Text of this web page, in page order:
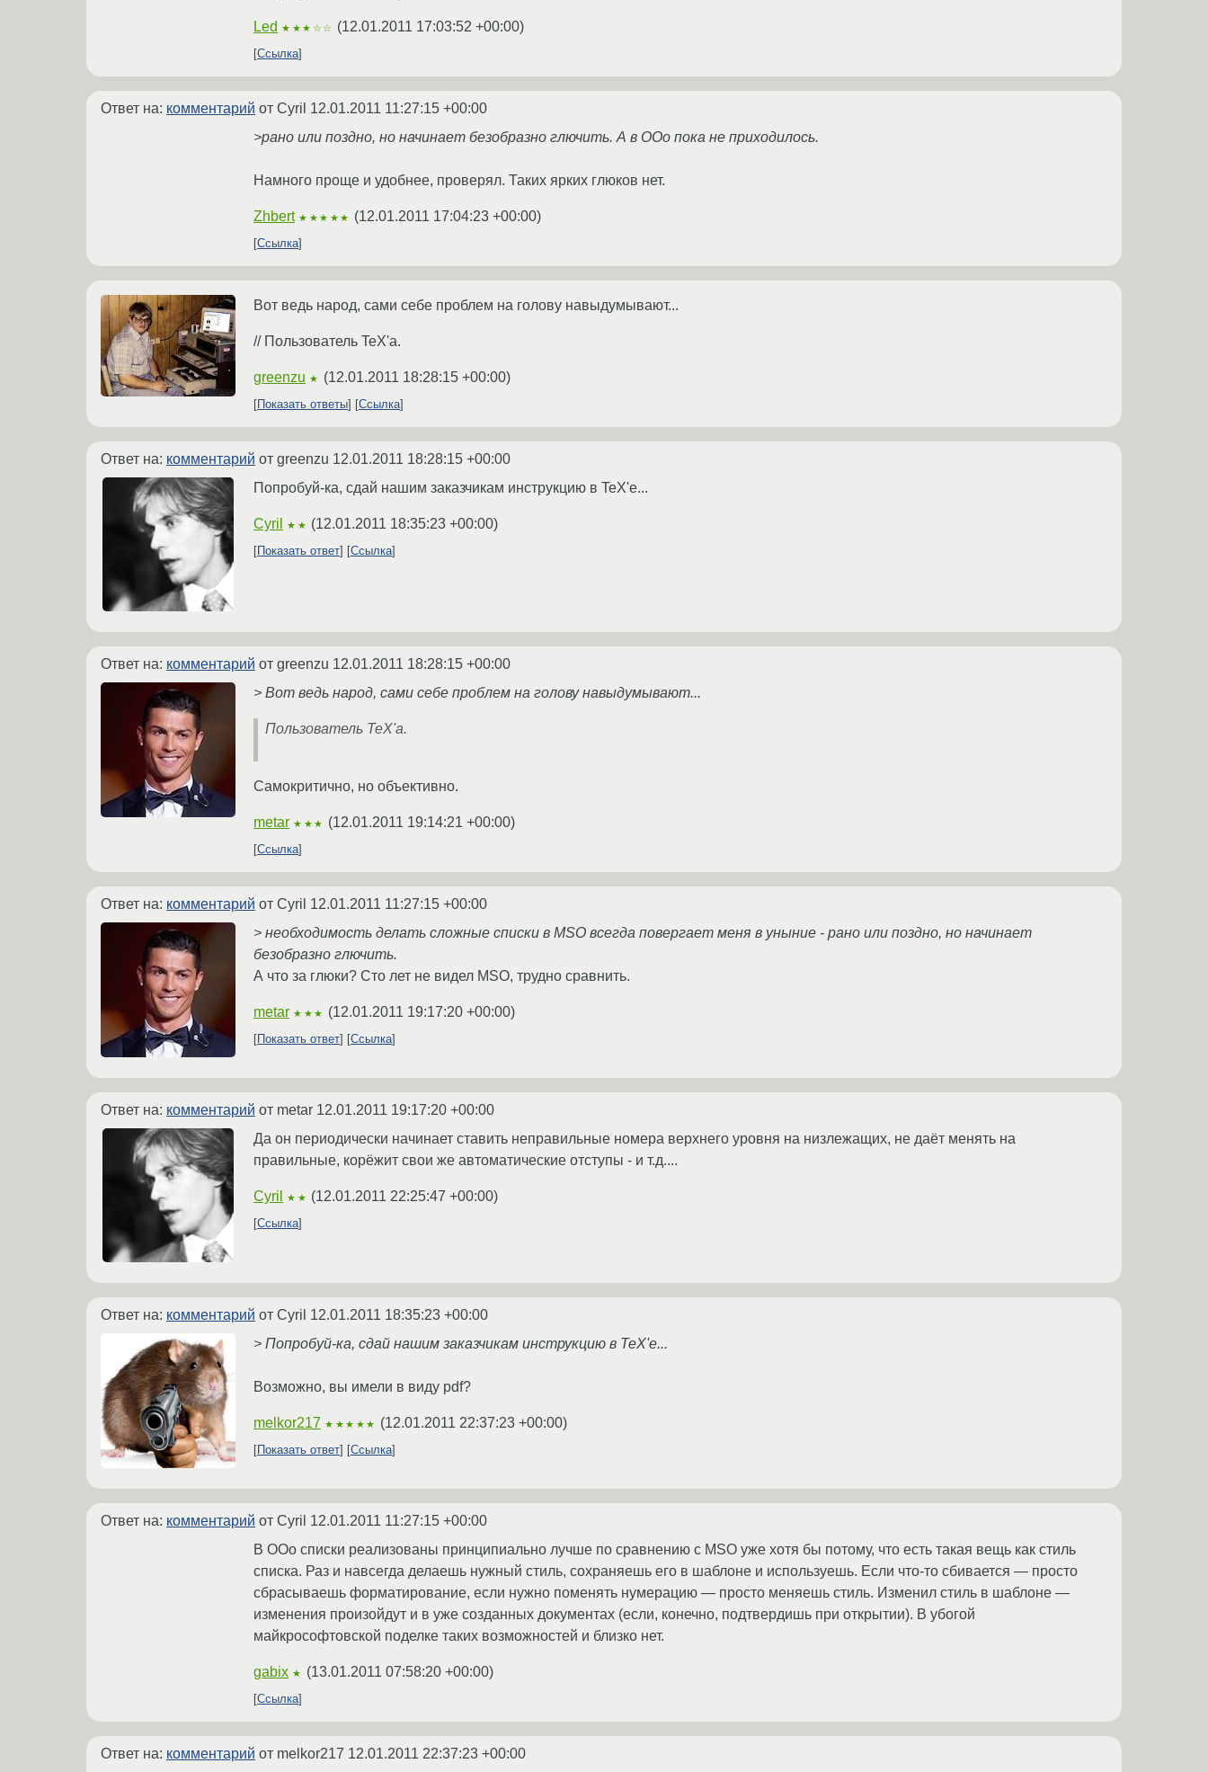
Led ★★★☆☆ (12.01.2011 17:03:52 +00:00)
Ссылка
Ответ на: комментарий от Cyril 12.01.2011 11:27:15 +00:00
>рано или поздно, но начинает безобразно глючить. А в OOo пока не приходилось.
Намного проще и удобнее, проверял. Таких ярких глюков нет.
Zhbert ★★★★★ (12.01.2011 17:04:23 +00:00)
Ссылка
Вот ведь народ, сами себе проблем на голову навыдумывают...
// Пользователь TeX'а.
greenzu ★ (12.01.2011 18:28:15 +00:00)
Показать ответы Ссылка
Ответ на: комментарий от greenzu 12.01.2011 18:28:15 +00:00
Попробуй-ка, сдай нашим заказчикам инструкцию в TeX'е...
Cyril ★★ (12.01.2011 18:35:23 +00:00)
Показать ответ Ссылка
Ответ на: комментарий от greenzu 12.01.2011 18:28:15 +00:00
> Вот ведь народ, сами себе проблем на голову навыдумывают...
Пользователь TeX'а.
Самокритично, но объективно.
metar ★★★ (12.01.2011 19:14:21 +00:00)
Ссылка
Ответ на: комментарий от Cyril 12.01.2011 11:27:15 +00:00
> необходимость делать сложные списки в MSO всегда повергает меня в уныние - рано или поздно, но начинает
безобразно глючить.
А что за глюки? Сто лет не видел MSO, трудно сравнить.
metar ★★★ (12.01.2011 19:17:20 +00:00)
Показать ответ Ссылка
Ответ на: комментарий от metar 12.01.2011 19:17:20 +00:00
Да он периодически начинает ставить неправильные номера верхнего уровня на низлежащих, не даёт менять на
правильные, корёжит свои же автоматические отступы - и т.д....
Cyril ★★ (12.01.2011 22:25:47 +00:00)
Ссылка
Ответ на: комментарий от Cyril 12.01.2011 18:35:23 +00:00
> Попробуй-ка, сдай нашим заказчикам инструкцию в TeX'е...
Возможно, вы имели в виду pdf?
melkor217 ★★★★★ (12.01.2011 22:37:23 +00:00)
Показать ответ Ссылка
Ответ на: комментарий от Cyril 12.01.2011 11:27:15 +00:00
В OOo списки реализованы принципиально лучше по сравнению с MSO уже хотя бы потому, что есть такая вещь как стиль
списка. Раз и навсегда делаешь нужный стиль, сохраняешь его в шаблоне и используешь. Если что-то сбивается — просто
сбрасываешь форматирование, если нужно поменять нумерацию — просто меняешь стиль. Изменил стиль в шаблоне —
изменения произойдут и в уже созданных документах (если, конечно, подтвердишь при открытии). В убогой
майкрософтовской поделке таких возможностей и близко нет.
gabix ★ (13.01.2011 07:58:20 +00:00)
Ссылка
Ответ на: комментарий от melkor217 12.01.2011 22:37:23 +00:00